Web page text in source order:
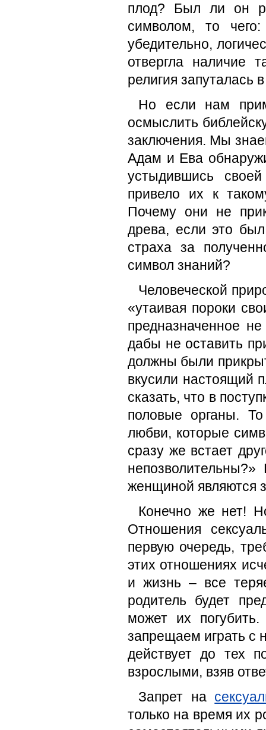
плод? Был ли он
символом, то
убедительно,
отвергла наличие
религия запуталась
Но если нам
осмыслить
заключения. Мы
Адам и Ева
устыдившись
привело их к
Почему они не
древа, если это
страха за
символ знаний?
Человеческой
«утаивая пороки
предназначенное
дабы не оставить
должны были
вкусили настоящий
сказать, что в
половые органы.
любви, которые
сразу же встает
женщиной являются
Конечно же нет!
Отношения
первую очередь,
этих отношениях
и жизнь – все
родитель будет
может их
запрещаем играть с
действует до тех
взрослыми, взяв
Запрет на
только на время их